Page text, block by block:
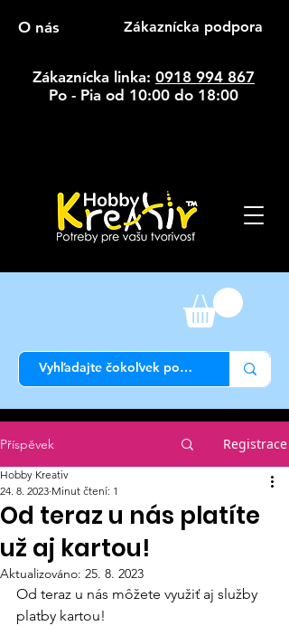
O nás Zákaznícka podpora
Zákaznícka linka: 0918 994 867
Po - Pia od 10:00 do 18:00
Příspěvek Registrace
Od teraz u nás platíte
už aj kartou!
Hobby Kreativ
24. 8. 2023 Minut čtení: 1
Aktualizováno: 25. 8. 2023
Od teraz u nás môžete využiť aj služby
platby kartou!